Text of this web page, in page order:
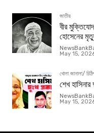
জাতীয়
বীর
হোসেনের
May 15,
খোলা জানালা/
শেখ
May 15,